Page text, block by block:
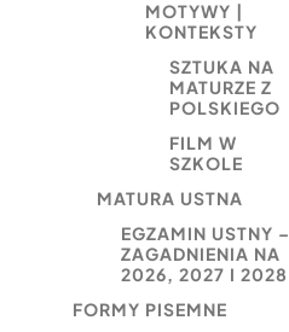
MOTYWY |
KONTEKSTY
SZTUKA NA
MATURZE Z
POLSKIEGO
FILM W
SZKOLE
MATURA USTNA
EGZAMIN USTNY –
ZAGADNIENIA NA
2026, 2027 I 2028
FORMY PISEMNE